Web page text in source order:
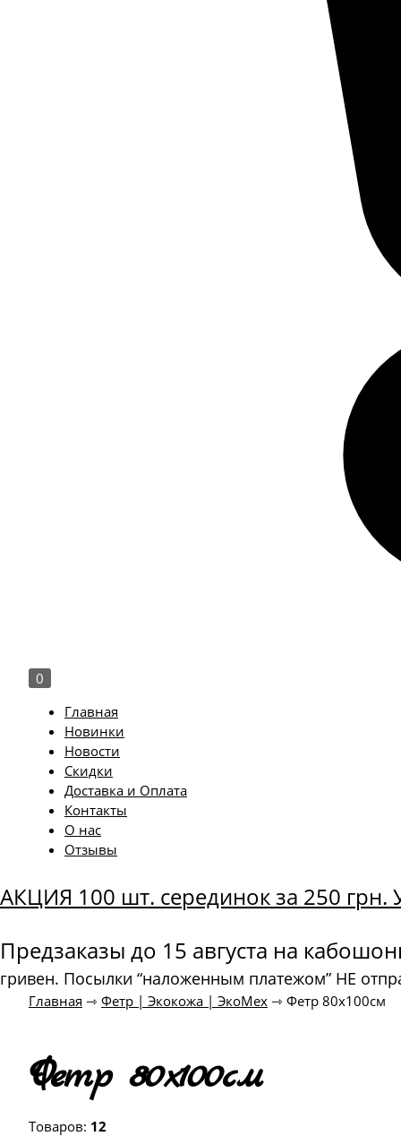
0
Главная
Новинки
Новости
Скидки
Доставка и Оплата
Контакты
О нас
Отзывы
АКЦИЯ 100 шт. серединок за 250
Предзаказы до 15 августа на
гривен. Посылки “наложенным платежом” НЕ
Главная ⇾ Фетр | Экокожа | ЭкоМех ⇾ Фетр 80х100см
Фетр 80х100см
Товаров: 12